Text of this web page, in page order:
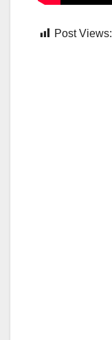
Post Views: